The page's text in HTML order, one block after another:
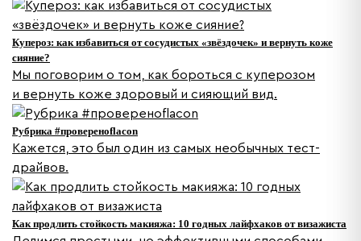
Купероз: как избавиться от сосудистых «звёздочек» и вернуть коже
сияние?
Мы поговорим о том, как бороться с куперозом
и вернуть коже здоровый и сияющий вид.
Рубрика #провереноflacon
Кажется, это был один из самых необычных тест-
драйвов.
Как продлить стойкость макияжа: 10 годных лайфхаков от визажиста